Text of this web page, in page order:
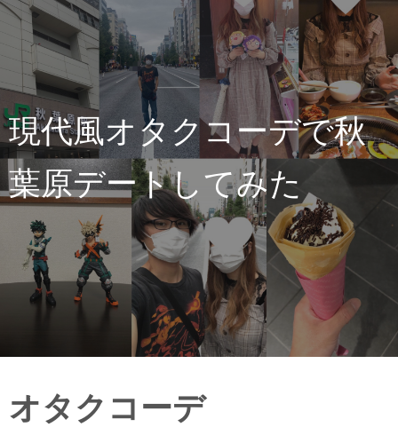
現代風オタクコーデで秋
葉原デートしてみた
オタクコーデ